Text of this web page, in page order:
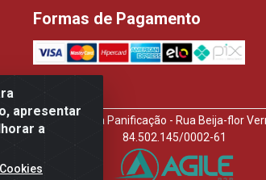
apresentar
a
Formas de Pagamento
de Produtos Para Panificação - Rua Beija-flor
84.502.145/0002-61